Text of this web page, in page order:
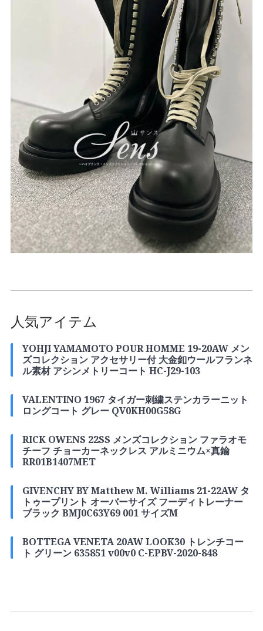
人気アイテム
YOHJI YAMAMOTO POUR HOMME 19-20AW メン
ズコレクション アクセサリー付 大金釦ウールフランネ
ル素材 アシンメトリーコート HC-J29-103
VALENTINO 1967 タイガー刺繍ステンカラーニット
ロングコート グレー QV0KH00G58G
RICK OWENS 22SS メンズコレクション ファラオモ
チーフ チョーカーネックレス アルミニウム×真鍮
RR01B1407MET
GIVENCHY BY Matthew M. Williams 21-22AW タ
トゥープリント オーバーサイズ フーディトレーナー
ブラック BMJ0C63Y69 001 サイズM
BOTTEGA VENETA 20AW LOOK30 トレンチコー
ト グリーン 635851 v00v0 C-EPBV-2020-848